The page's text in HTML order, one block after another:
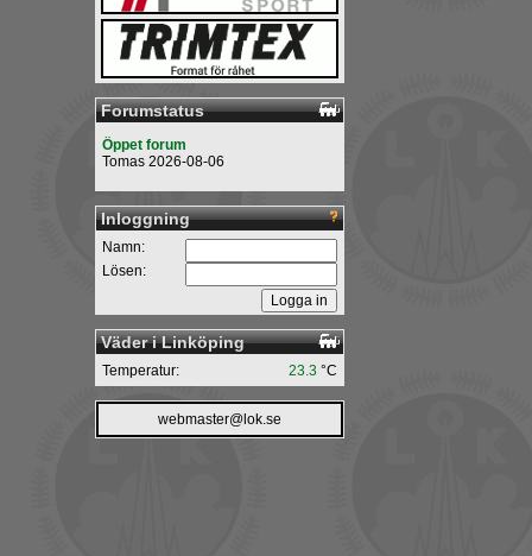
Forumstatus
Öppet forum
Tomas 2026-08-06
Inloggning
Namn:
Lösen:
Väder i Linköping
23.3 °C
Temperatur:
webmaster@lok.se